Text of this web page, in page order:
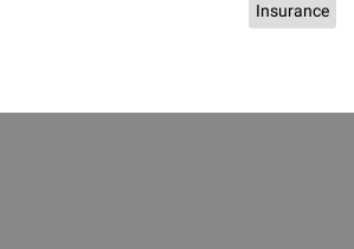
Insurance